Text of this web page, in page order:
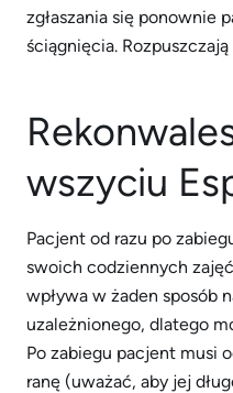
zgłaszania się ponownie
ściągnięcia.
wszyciu
Pacjent od razu po
swoich codziennych
wpływa w żaden sposób
uzależnionego, dlatego
Po zabiegu pacjent musi
ranę (uważać, aby jej